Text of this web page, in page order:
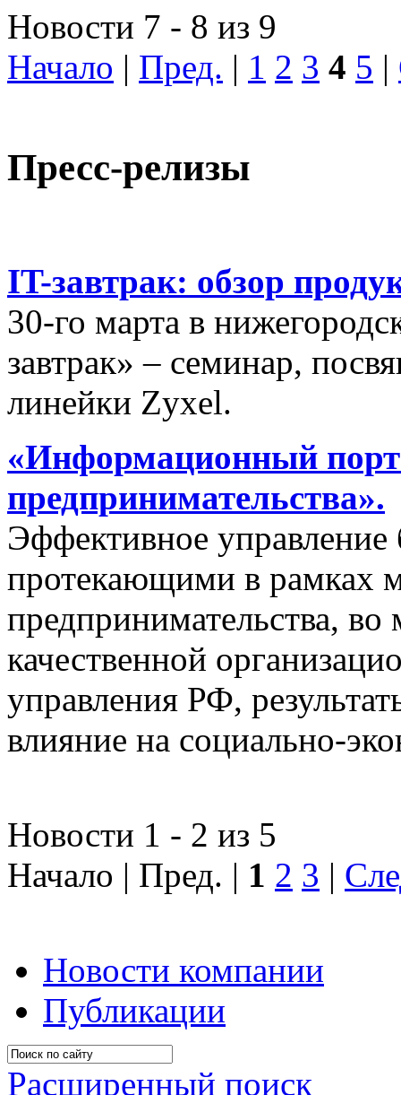
Новости 7 - 8 из 9
Начало | Пред. | 1 2 3 4 5 |
Пресс-релизы
IT-завтрак: обзор
30-го марта в
завтрак» – семинар,
линейки Zyxel.
«Информационный
предпринимательства».
Эффективное управление
протекающими в рамках
предпринимательства,
качественной
управления РФ,
влияние на социально-
Новости 1 - 2 из 5
Начало | Пред. | 1 2 3 |
Новости компании
Публикации
Расширенный поиск